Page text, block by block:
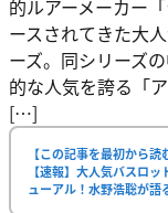
的ルアーメーカー
ースされてきた大
ーズ。同シリーズ
的な人気を誇る「
[…]
【この記事を最初から読
【速報】大人気バスロ
ューアル！水野浩聡が語